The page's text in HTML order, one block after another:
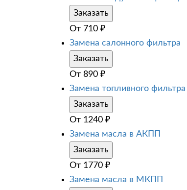
Заказать
От 710 ₽
Замена салонного фильтра
Заказать
От 890 ₽
Замена топливного фильтра
Заказать
От 1240 ₽
Замена масла в АКПП
Заказать
От 1770 ₽
Замена масла в МКПП